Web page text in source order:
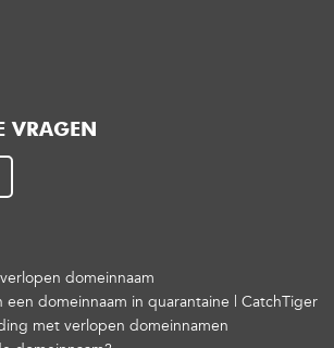
VRAGEN
domeinnaam
een domeinnaam in quarantaine | CatchTiger
met verlopen domeinnamen